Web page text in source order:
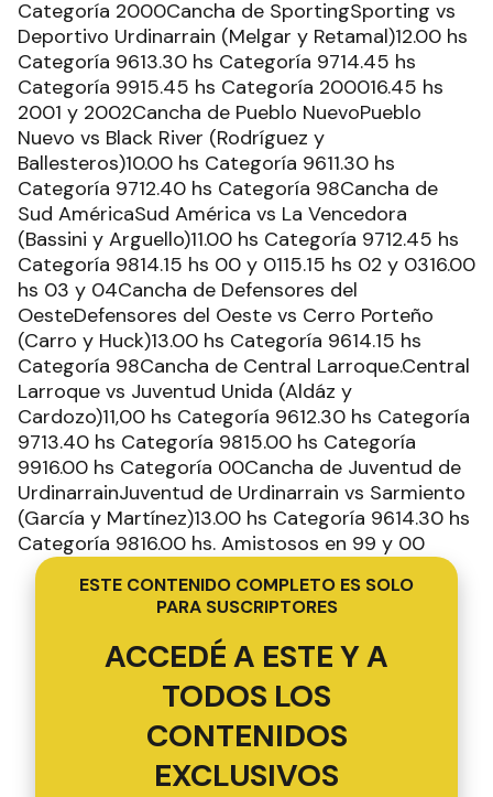
Categoría 2000Cancha de SportingSporting vs
Deportivo Urdinarrain (Melgar y Retamal)12.00 hs
Categoría 9613.30 hs Categoría 9714.45 hs
Categoría 9915.45 hs Categoría 200016.45 hs
2001 y 2002Cancha de Pueblo NuevoPueblo
Nuevo vs Black River (Rodríguez y
Ballesteros)10.00 hs Categoría 9611.30 hs
Categoría 9712.40 hs Categoría 98Cancha de
Sud AméricaSud América vs La Vencedora
(Bassini y Arguello)11.00 hs Categoría 9712.45 hs
Categoría 9814.15 hs 00 y 0115.15 hs 02 y 0316.00
hs 03 y 04Cancha de Defensores del
OesteDefensores del Oeste vs Cerro Porteño
(Carro y Huck)13.00 hs Categoría 9614.15 hs
Categoría 98Cancha de Central Larroque.Central
Larroque vs Juventud Unida (Aldáz y
Cardozo)11,00 hs Categoría 9612.30 hs Categoría
9713.40 hs Categoría 9815.00 hs Categoría
9916.00 hs Categoría 00Cancha de Juventud de
UrdinarrainJuventud de Urdinarrain vs Sarmiento
(García y Martínez)13.00 hs Categoría 9614.30 hs
Categoría 9816.00 hs. Amistosos en 99 y 00
ESTE CONTENIDO COMPLETO ES SOLO
PARA SUSCRIPTORES
ACCEDÉ A ESTE Y A
TODOS LOS
CONTENIDOS
EXCLUSIVOS